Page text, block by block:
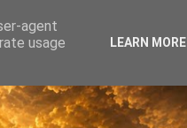
agent
usage
LEARN MORE